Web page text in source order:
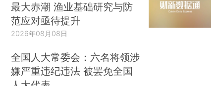
最大赤潮 渔业基础研究与防
范应对亟待提升
2026年08月08日
全国人大常委会：六名将领涉
嫌严重违纪违法 被罢免全国